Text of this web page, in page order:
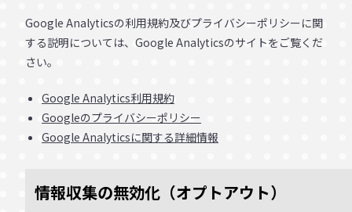
Google Analyticsの利用規約及びプライバシーポリシーに関
する説明については、Google Analyticsのサイトをご覧くだ
さい。
Google Analytics利用規約
Googleのプライバシーポリシー
Google Analyticsに関する詳細情報
情報収集の無効化（オプトアウト）